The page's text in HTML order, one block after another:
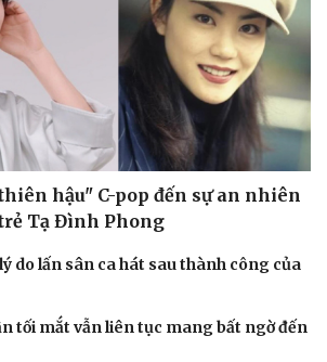
hậu" C-pop đến sự an nhiên
Tạ Đình Phong
do lấn sân ca hát sau thành công của
tối mắt vẫn liên tục mang bất ngờ đến